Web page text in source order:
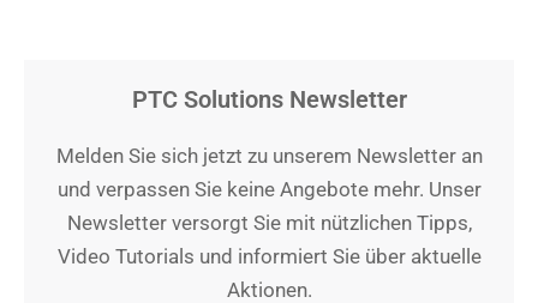
PTC Solutions Newsletter
Melden Sie sich jetzt zu unserem Newsletter an
und verpassen Sie keine Angebote mehr. Unser
Newsletter versorgt Sie mit nützlichen Tipps,
Video Tutorials und informiert Sie über aktuelle
Aktionen.